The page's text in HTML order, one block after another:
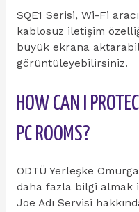
SQE1 Serisi, Wi-Fi
kablosuz iletişim
büyük ekrana
görüntüleyebilirsiniz.
HOW CAN I
PC ROOMS?
ODTÜ Yerleşke
daha fazla bilgi almak
Joe Adı Servisi